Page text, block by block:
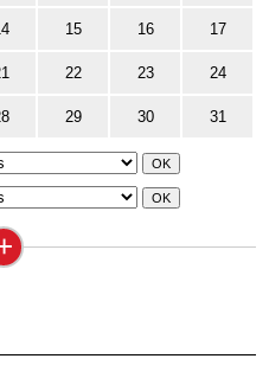
15 16 17
22 23 24
29 30 31